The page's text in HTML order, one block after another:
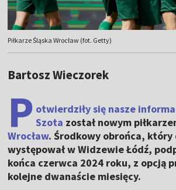
Piłkarze Śląska Wrocław (fot. Getty)
Bartosz Wieczorek
P otwierdziły się nasze
Szota został nowym
Wrocław. Środkowy obrońca,
występował w Widzewie Łódź,
końca czerwca 2024 roku, z opcją
kolejne dwanaście miesięcy.